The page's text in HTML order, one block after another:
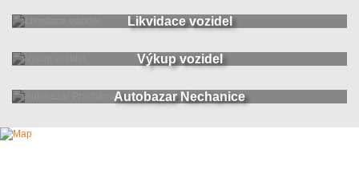
Likvidace vozidel
Výkup vozidel
Autobazar Nechanice